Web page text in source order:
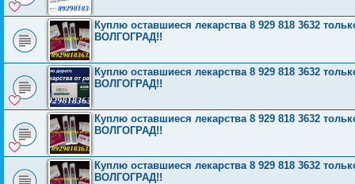
Куплю оставшиеся лекарства 8 929 818 3632
ВОЛГОГРАД!!
Куплю оставшиеся лекарства 8 929 818 3632
ВОЛГОГРАД!!
Куплю оставшиеся лекарства 8 929 818 3632
ВОЛГОГРАД!!
Куплю оставшиеся лекарства 8 929 818 3632
ВОЛГОГРАД!!